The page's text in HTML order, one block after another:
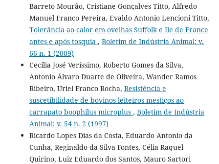
Barreto Mourão, Cristiane Gonçalves Titto, Alfredo
Manuel Franco Pereira, Evaldo Antonio Lencioni Titto,
Tolerância ao calor em ovelhas Suffolk e Ile de France
antes e após tosquia , Boletim de Indústria Animal: v.
66 n. 1 (2009)
Cecília José Veríssimo, Roberto Gomes da Silva,
Antonio Álvaro Duarte de Oliveira, Wander Ramos
Ribeiro, Uriel Franco Rocha, Resistência e
suscetibilidade de bovinos leiteiros mestiços ao
carrapato boophilus microplus , Boletim de Indústria
Animal: v. 54 n. 2 (1997)
Ricardo Lopes Dias da Costa, Eduardo Antonio da
Cunha, Reginaldo da Silva Fontes, Célia Raquel
Quirino, Luiz Eduardo dos Santos, Mauro Sartori